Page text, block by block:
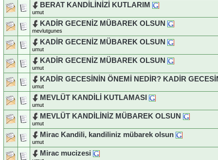
BERAT KANDİLİNİZİ KUTLARIM
umut
KADİR GECENİZ MÜBAREK OLSUN
mevlutgunes
KADİR GECENİZ MÜBAREK OLSUN
umut
KADİR GECENİZ MÜBAREK OLSUN
umut
KADİR GECESİNİN ÖNEMİ NEDİR? KADİR
umut
MEVLÜT KANDİLİ KUTLAMASI
umut
MEVLÜT KANDİLİNİZ MÜBAREK OLSUN
umut
Mirac Kandili, kandiliniz mübarek olsun
umut
Mirac mucizesi